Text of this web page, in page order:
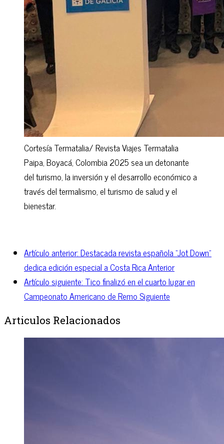
Cortesía Termatalia/ Revista Viajes Termatalia
Paipa, Boyacá, Colombia 2025 sea un detonante
del turismo, la inversión y el desarrollo económico a
través del termalismo, el turismo de salud y el
bienestar.
Artículo anterior: Destacada revista española “Jot Down”
dedica edición especial a Costa RicaAnterior
Artículo siguiente: Tico finalizó en el cuarto lugar en
Campeonato Americano de RemoSiguiente
Articulos Relacionados